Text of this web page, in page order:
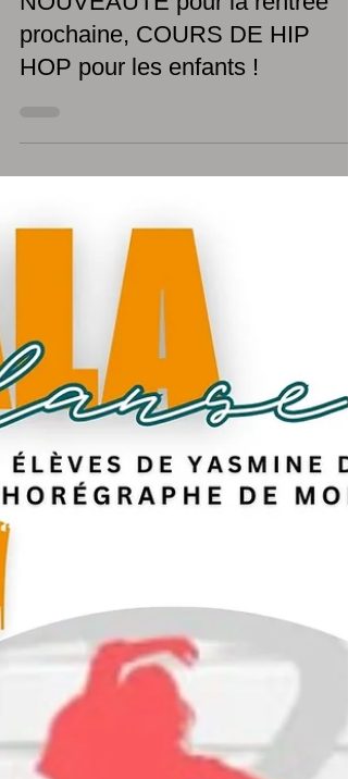
NOUVEAUTÉ pour la rentrée
prochaine, COURS DE HIP